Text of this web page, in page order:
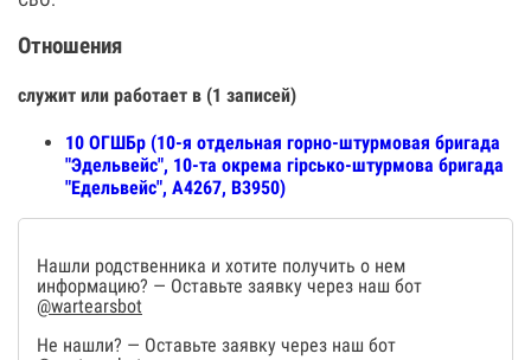
Отношения
служит или работает в (1 записей)
10 ОГШБр (10-я отдельная горно-штурмовая бригада
"Эдельвейс", 10-та окрема гірсько-штурмова бригада
"Едельвейс", А4267, В3950)
Нашли родственника и хотите получить о нем
информацию? — Оставьте заявку через наш бот
@wartearsbot
Не нашли? — Оставьте заявку через наш бот